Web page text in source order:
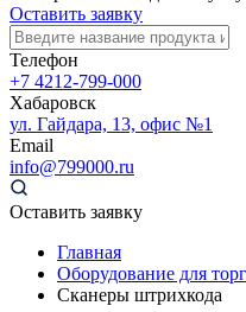
Оставить заявку
Телефон
+7 4212-799-000
Хабаровск
ул. Гайдара, 13, офис №1
Email
info@799000.ru
Оставить заявку
Главная
Оборудование для
Сканеры штрихкода